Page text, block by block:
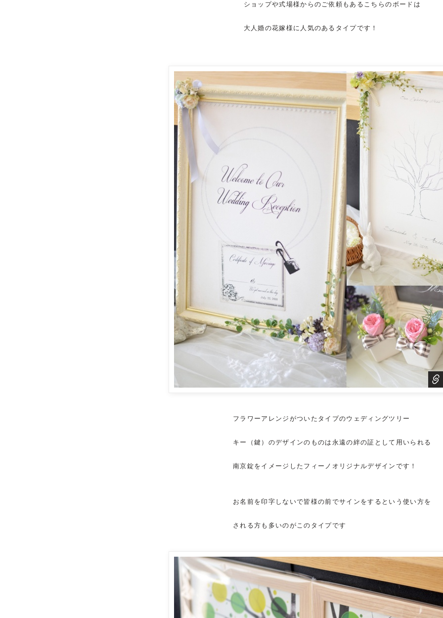
ショップや式場様からのご依頼もあるこちらのボードは
大人婚の花嫁様に人気のあるタイプです！
フラワーアレンジがついたタイプのウェディングツリー
キー（鍵）のデザインのものは永遠の絆の証として用いられる
南京錠をイメージしたフィーノオリジナルデザインです！
お名前を印字しないで皆様の前でサインをするという使い方を
される方も多いのがこのタイプです